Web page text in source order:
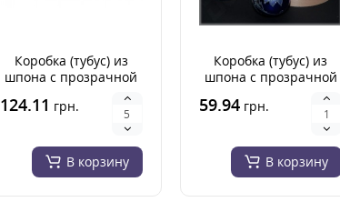
Коробка (тубус) из
шпона с прозрачной
крышкой 230Х70 мм
124.11 грн.
В корзину
Коробка (тубус) из
шпона с прозрачной
крышкой 145Х60 мм
59.94грн.
В корзину